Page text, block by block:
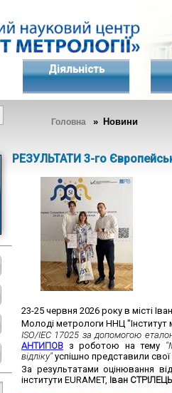
Діяльність
Головна » Новини
РЕЗУЛЬТАТИ 3-го
23-25 червня 2026 року в місті
Молоді метрологи ННЦ "Інститут
ISO/IEC 17025 за допомогою
АНТИПОВ з роботою на тему
відліку" успішно представили свої
За результатами оцінювання
інститути EURAMET, Іван СТРІЛЕЦЬ